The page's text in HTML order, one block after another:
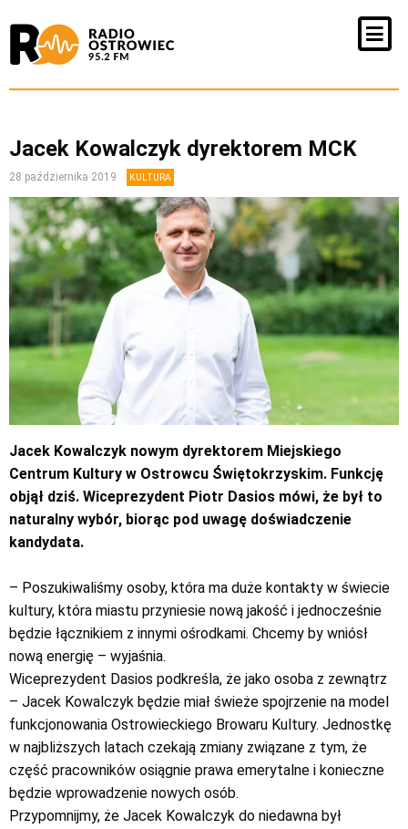
Jacek Kowalczyk dyrektorem MCK
28 października 2019 KULTURA
Jacek Kowalczyk nowym dyrektorem Miejskiego
Centrum Kultury w Ostrowcu Świętokrzyskim. Funkcję
objął dziś. Wiceprezydent Piotr Dasios mówi, że był to
naturalny wybór, biorąc pod uwagę doświadczenie
kandydata.
– Poszukiwaliśmy osoby, która ma duże kontakty w świecie
kultury, która miastu przyniesie nową jakość i jednocześnie
będzie łącznikiem z innymi ośrodkami. Chcemy by wniósł
nową energię – wyjaśnia.
Wiceprezydent Dasios podkreśla, że jako osoba z zewnątrz
– Jacek Kowalczyk będzie miał świeże spojrzenie na model
funkcjonowania Ostrowieckiego Browaru Kultury. Jednostkę
w najbliższych latach czekają zmiany związane z tym, że
część pracowników osiągnie prawa emerytalne i konieczne
będzie wprowadzenie nowych osób.
Przypomnijmy, że Jacek Kowalczyk do niedawna był